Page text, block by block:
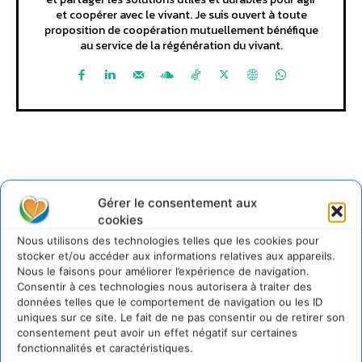
Gérer le consentement aux
cookies
Nous utilisons des technologies telles que les cookies pour
stocker et/ou accéder aux informations relatives aux appareils.
Nous le faisons pour améliorer l’expérience de navigation.
Consentir à ces technologies nous autorisera à traiter des
données telles que le comportement de navigation ou les ID
uniques sur ce site. Le fait de ne pas consentir ou de retirer son
consentement peut avoir un effet négatif sur certaines
fonctionnalités et caractéristiques.
et coopérer avec le vivant. Je suis ouvert à toute
proposition de coopération mutuellement bénéfique
au service de la régénération du vivant.
Lire aussi
Transformer les territoires par le dialogue et la
coopération avec un Commun
d’Accompagnement des Transitions
7 août 2026
Soutenir un pastoralisme durable en faveur de
socio-écosystèmes résilients